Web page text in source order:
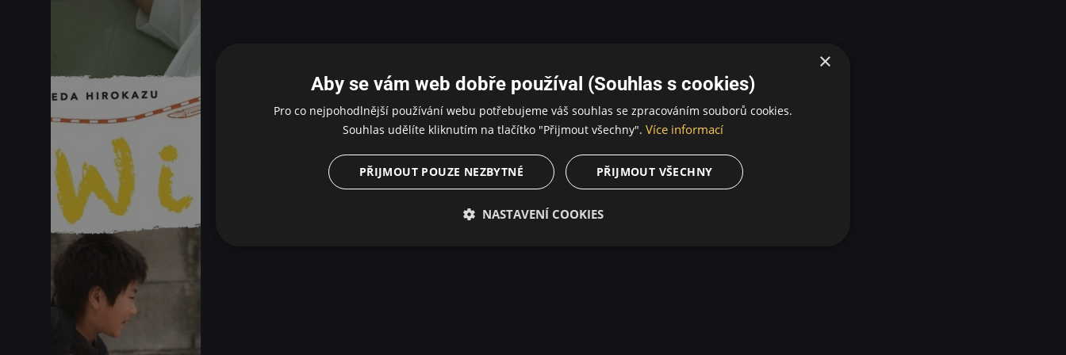
×
Aby se vám web dobře používal (Souhlas s cookies)
Pro co nejpohodlnější používání webu potřebujeme váš souhlas se zpracováním souborů cookies.
Souhlas udělíte kliknutím na tlačítko "Přijmout všechny". Více informací
PŘIJMOUT VŠECHNY
PŘIJMOUT POUZE NEZBYTNÉ
NASTAVENÍ COOKIES